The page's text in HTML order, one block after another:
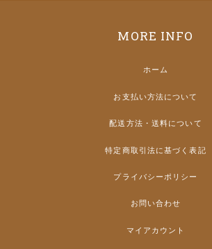
MORE INFO
ホーム
お支払い方法について
配送方法・送料について
特定商取引法に基づく表記
プライバシーポリシー
お問い合わせ
マイアカウント